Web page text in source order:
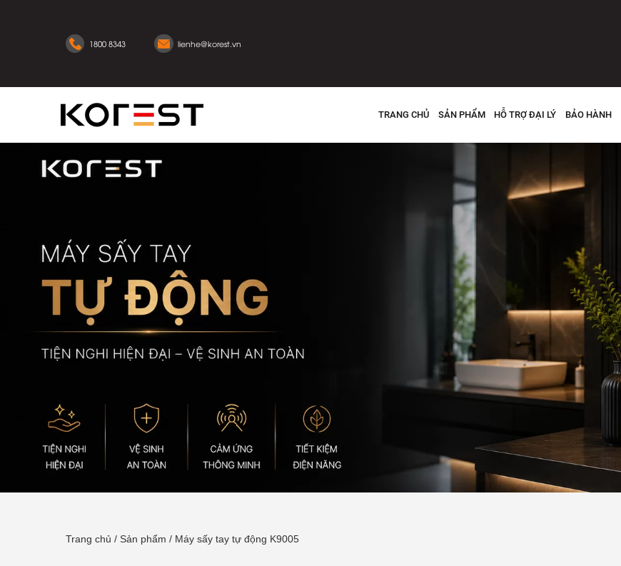
1800 8343 lienhe@korest.vn
TRANG CHỦ SẢN PHẨM HỖ TRỢ ĐẠI LÝ BẢO HÀNH
Trang chủ / Sản phẩm / Máy sấy tay tự động K9005